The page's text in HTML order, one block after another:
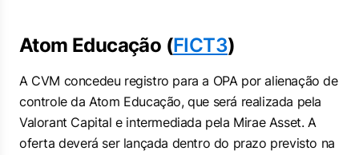
Atom Educação (FICT3)
A CVM concedeu registro para a OPA por alienação de
controle da Atom Educação, que será realizada pela
Valorant Capital e intermediada pela Mirae Asset. A
oferta deverá ser lançada dentro do prazo previsto na